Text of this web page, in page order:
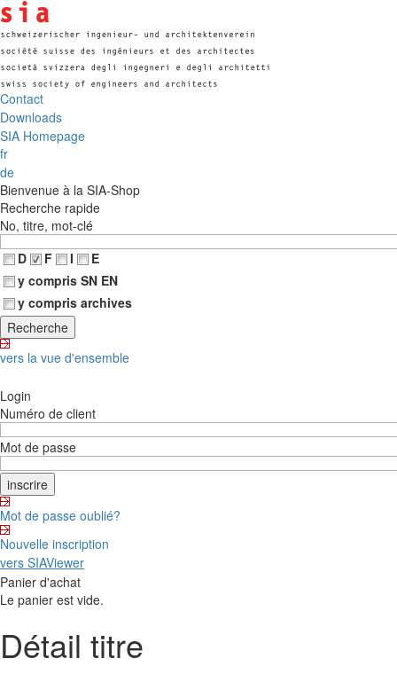
Contact
Downloads
SIA Homepage
fr
de
Bienvenue à la SIA-Shop
Recherche rapide
No, titre, mot-clé
D
F I
E
y compris SN EN
y compris archives
vers la vue d'ensemble
Login
Numéro de client
Mot de passe
Mot de passe oublié?
Nouvelle inscription
vers SIAViewer
Panier d'achat
Le panier est vide.
Détail titre